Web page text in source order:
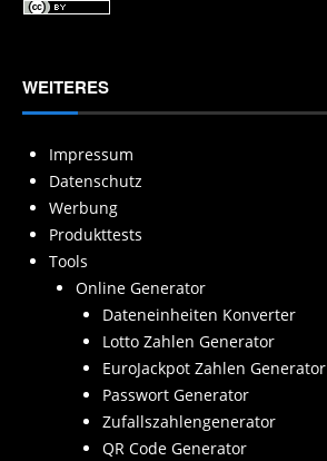
WEITERES
Impressum
Datenschutz
Werbung
Produkttests
Tools
Online Generator
Dateneinheiten Konverter
Lotto Zahlen Generator
EuroJackpot Zahlen Generator
Passwort Generator
Zufallszahlengenerator
QR Code Generator